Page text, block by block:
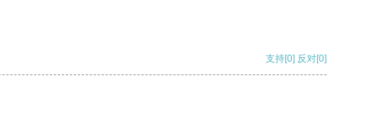
支持[0] 反对[0]